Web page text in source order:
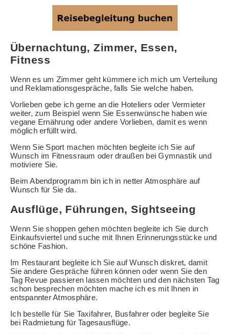
Übernachtung, Zimmer, Essen,
Fitness
Wenn es um Zimmer geht kümmere ich mich um Verteilung
und Reklamationsgespräche, falls Sie welche haben.
Vorlieben gebe ich gerne an die Hoteliers oder Vermieter
weiter, zum Beispiel wenn Sie Essenwünsche haben wie
vegane Ernährung oder andere Vorlieben, damit es wenn
möglich erfüllt wird.
Wenn Sie Sport machen möchten begleite ich Sie auf
Wunsch im Fitnessraum oder draußen bei Gymnastik und
motiviere Sie.
Beim Abendprogramm bin ich in netter Atmosphäre auf
Wunsch für Sie da.
Ausflüge, Führungen, Sightseeing
Wenn Sie shoppen gehen möchten begleite ich Sie durch
Einkaufsviertel und suche mit Ihnen Erinnerungsstücke und
schöne Fashion.
Im Restaurant begleite ich Sie auf Wunsch diskret, damit
Sie andere Gespräche führen können oder wenn Sie den
Tag Revue passieren lassen möchten und den nächsten Tag
schon besprechen möchten mache ich es mit Ihnen in
entspannter Atmosphäre.
Ich bestelle für Sie Taxifahrer, Busfahrer oder begleite Sie
bei Radmietung für Tagesausflüge.